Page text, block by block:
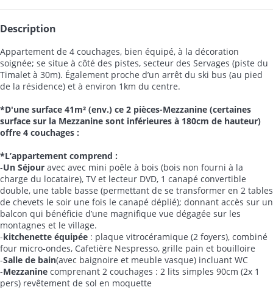
Description
Appartement de 4 couchages, bien équipé, à la décoration
soignée; se situe à côté des pistes, secteur des Servages (piste du
Timalet à 30m). Également proche d’un arrêt du ski bus (au pied
de la résidence) et à environ 1km du centre.
*D'une surface 41m² (env.) ce 2 pièces-Mezzanine (certaines
surface sur la Mezzanine sont inférieures à 180cm de hauteur)
offre 4 couchages :
*L’appartement comprend :
-Un Séjour avec avec mini poêle à bois (bois non fourni à la
charge du locataire), TV et lecteur DVD, 1 canapé convertible
double, une table basse (permettant de se transformer en 2 tables
de chevets le soir une fois le canapé déplié); donnant accès sur un
balcon qui bénéficie d’une magnifique vue dégagée sur les
montagnes et le village.
-kitchenette équipée : plaque vitrocéramique (2 foyers), combiné
four micro-ondes, Cafetière Nespresso, grille pain et bouilloire
-Salle de bain(avec baignoire et meuble vasque) incluant WC
-Mezzanine comprenant 2 couchages : 2 lits simples 90cm (2x 1
pers) revêtement de sol en moquette